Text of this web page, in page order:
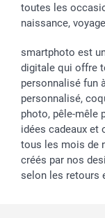
toutes les
naissance,
smartphoto est
digitale qui offre
personnalisé fun
personnalisé,
photo, pêle-mêle
idées cadeaux et
tous les mois de
créés par nos
selon les retours